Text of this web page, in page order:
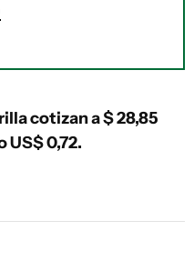
cotizan a $ 28,85
US$ 0,72.